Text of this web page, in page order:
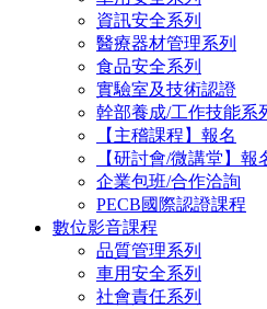
資訊安全系列
醫療器材管理系列
食品安全系列
實驗室及技術認證
幹部養成/工作技能系
【主稽課程】報名
【研討會/微講堂】報
企業包班/合作洽詢
PECB國際認證課程
數位影音課程
品質管理系列
車用安全系列
社會責任系列